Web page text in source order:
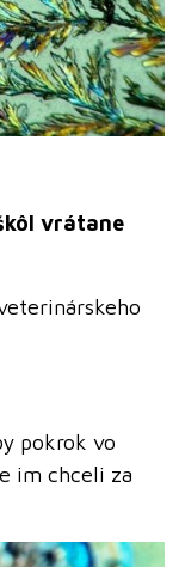
vrátane
pokrok vo
im chceli za